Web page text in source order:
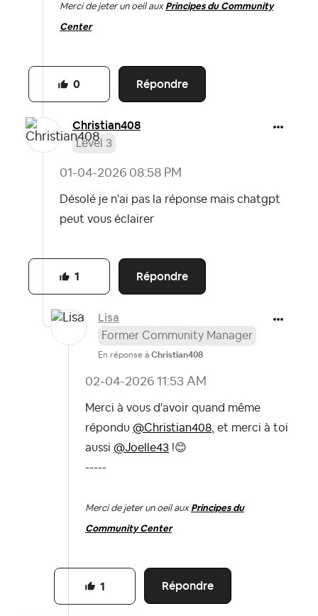
Merci de jeter un oeil aux Principes du Community
Center
Répondre
0
Christian408
Level 3
‎01-04-2026 08:58 PM
Désolé je n'ai pas la réponse mais chatgpt
peut vous éclairer
Répondre
1
Lisa
Former Community Manager
En réponse à Christian408
‎02-04-2026 11:53 AM
Merci à vous d'avoir quand même
répondu @Christian408, et merci à toi
aussi @Joelle43 !😊
-----
Merci de jeter un oeil aux Principes du
Community Center
Répondre
1